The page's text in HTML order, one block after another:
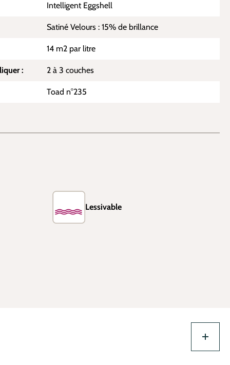
Intelligent Eggshell
Satiné Velours : 15% de brillance
14 m2 par litre
: 2 à 3 couches
Toad n°235
Lessivable